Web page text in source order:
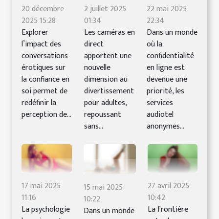
20 décembre
2025 15:28
Explorer
l’impact des
conversations
érotiques sur
la confiance en
soi permet de
redéfinir la
perception de...
2 juillet 2025
01:34
Les caméras en
direct
apportent une
nouvelle
dimension au
divertissement
pour adultes,
repoussant
sans...
22 mai 2025
22:34
Dans un monde
où la
confidentialité
en ligne est
devenue une
priorité, les
services
audiotel
anonymes...
17 mai 2025
11:16
La psychologie
15 mai 2025
10:22
Dans un monde
27 avril 2025
10:42
La frontière